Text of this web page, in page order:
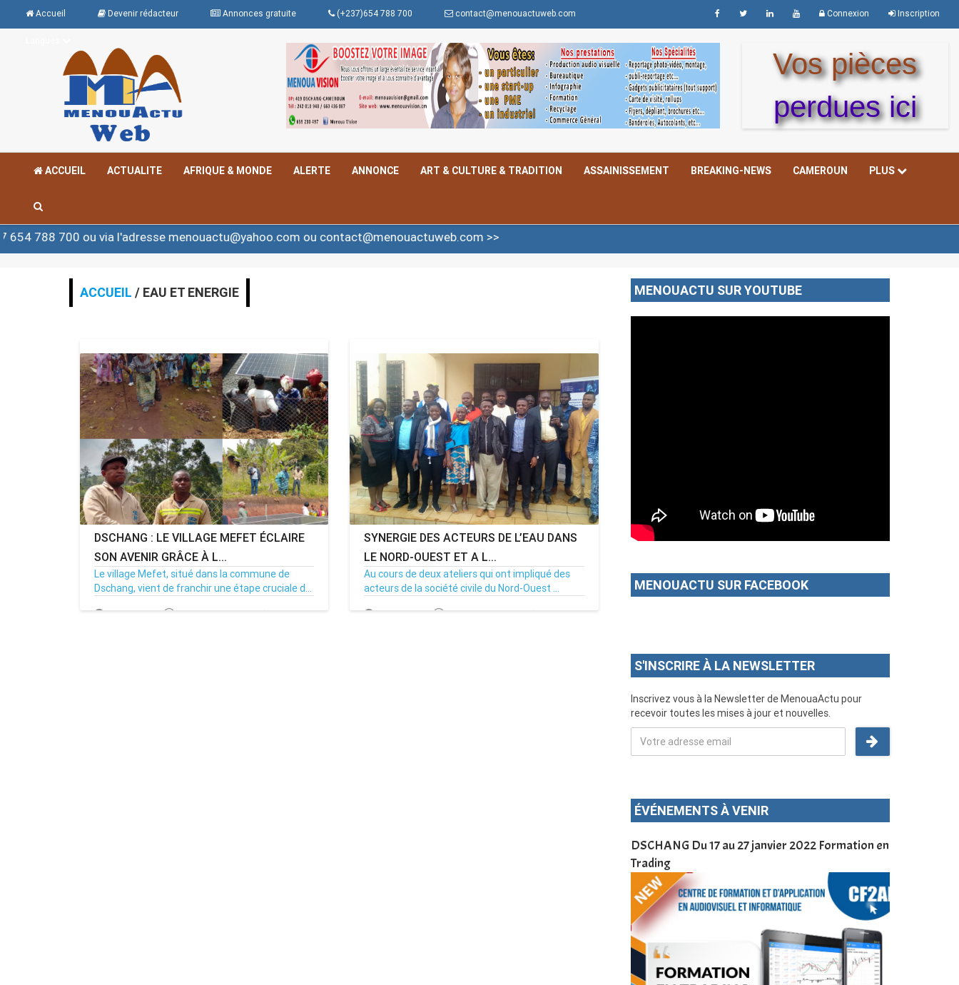
Accueil Devenir rédacteur Annonces gratuite (+237)654 788 700 contact@menouactuweb.com Connexion Inscription
Vos pièces
perdues ici
ACCUEIL ACTUALITE AFRIQUE & MONDE ALERTE ANNONCE ART & CULTURE & TRADITION ASSAINISSEMENT BREAKING-NEWS CAMEROUN PLUS
ou via l'adresse menouactu@yahoo.com ou contact@menouactuweb.com >>
ACCUEIL / EAU ET ENERGIE
DSCHANG : LE VILLAGE MEFET ÉCLAIRE
SON AVENIR GRÂCE À L...
Le village Mefet, situé dans la commune de
Dschang, vient de franchir une étape cruciale d...
31/10/25 Par MenouActu 0
SYNERGIE DES ACTEURS DE L’EAU DANS
LE NORD-OUEST ET A L...
Au cours de deux ateliers qui ont impliqué des
acteurs de la société civile du Nord-Ouest ...
10/09/19 Par MenouActu 0
MENOUACTU SUR YOUTUBE
MENOUACTU SUR FACEBOOK
S'INSCRIRE À LA NEWSLETTER
Inscrivez vous à la Newsletter de MenouaActu pour
recevoir toutes les mises à jour et nouvelles.
ÉVÉNEMENTS À VENIR
DSCHANG Du 17 au 27 janvier 2022 Formation en
Trading
Cameroun